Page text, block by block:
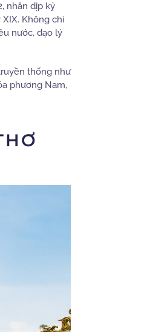
nhân dịp kỷ
Không chỉ
nước, đạo lý
thống như
phương Nam,